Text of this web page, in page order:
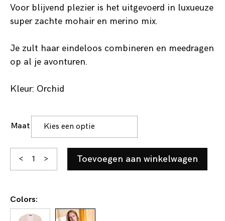
Voor blijvend plezier is het uitgevoerd in luxueuze
super zachte mohair en merino mix.
Je zult haar eindeloos combineren en meedragen
op al je avonturen.
Kleur: Orchid
Maat
<
Lotte
aantal
> Toevoegen aan winkelwagen
Colors: